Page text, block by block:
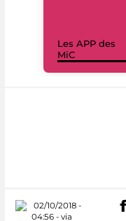
Les APP des
MiC